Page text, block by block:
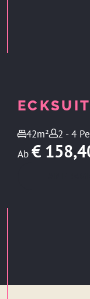
42m²
2 - 4
Ab €